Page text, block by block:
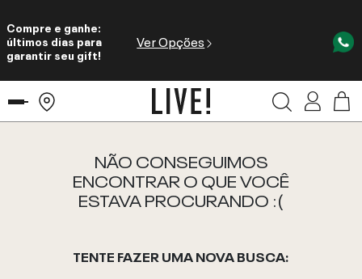
Compre e ganhe:
últimos dias para
garantir seu gift!
Ver Opções
NÃO CONSEGUIMOS
ENCONTRAR O QUE VOCÊ
ESTAVA PROCURANDO :(
TENTE FAZER UMA NOVA BUSCA: